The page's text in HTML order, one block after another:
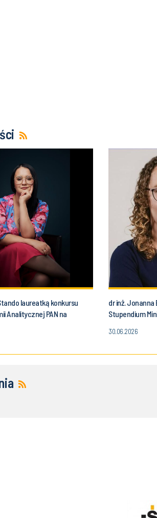
laureatką konkursu
Analitycznej PAN na
dr inż.
Stupendium
30.06.2026